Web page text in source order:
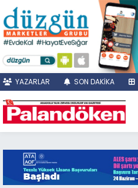
YAZARLAR SON DAKİKA